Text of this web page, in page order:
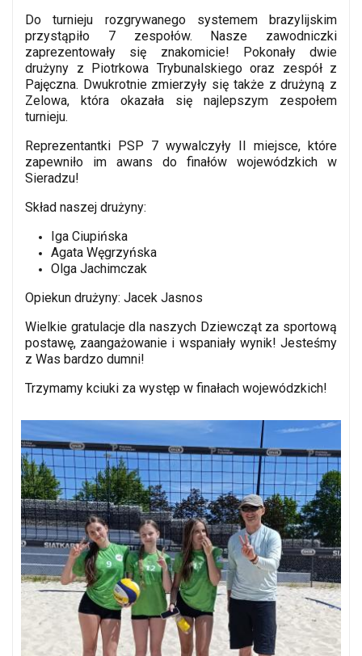
Do turnieju rozgrywanego systemem brazylijskim
przystąpiło 7 zespołów. Nasze zawodniczki
zaprezentowały się znakomicie! Pokonały dwie
drużyny z Piotrkowa Trybunalskiego oraz zespół z
Pajęczna. Dwukrotnie zmierzyły się także z drużyną z
Zelowa, która okazała się najlepszym zespołem
turnieju.
Reprezentantki PSP 7 wywalczyły II miejsce, które
zapewniło im awans do finałów wojewódzkich w
Sieradzu!
Skład naszej drużyny:
Iga Ciupińska
Agata Węgrzyńska
Olga Jachimczak
Opiekun drużyny: Jacek Jasnos
Wielkie gratulacje dla naszych Dziewcząt za sportową
postawę, zaangażowanie i wspaniały wynik! Jesteśmy
z Was bardzo dumni!
Trzymamy kciuki za występ w finałach wojewódzkich!